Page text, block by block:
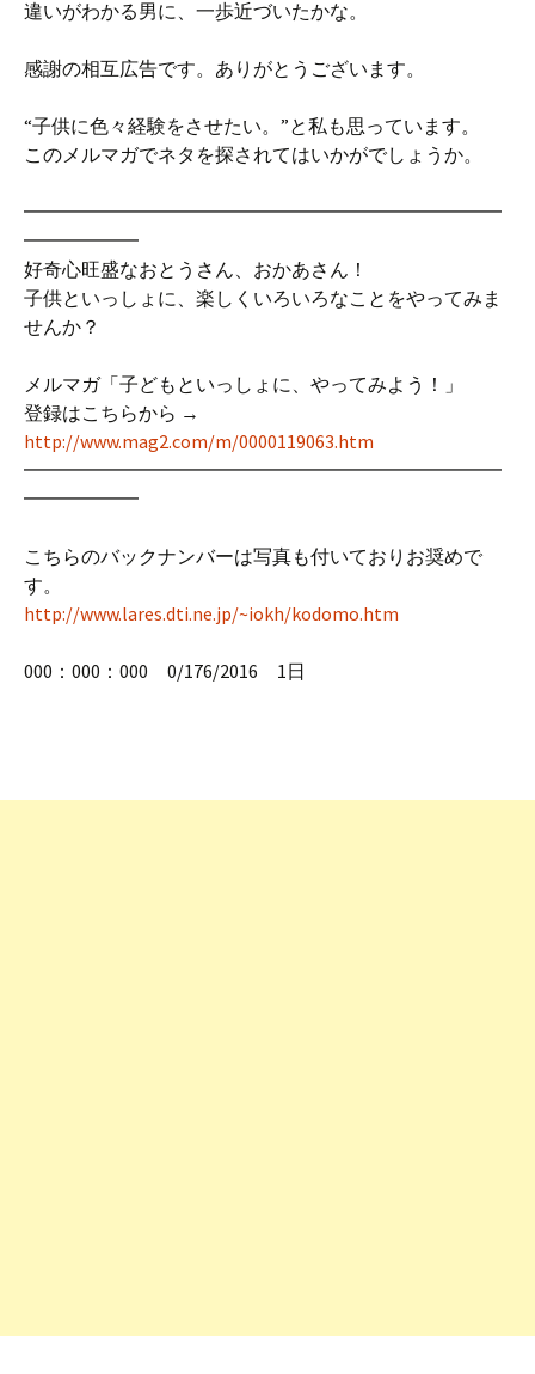
違いがわかる男に、一歩近づいたかな。
感謝の相互広告です。ありがとうございます。
“子供に色々経験をさせたい。”と私も思っています。
このメルマガでネタを探されてはいかがでしょうか。
━━━━━━━━━━━━━━━━━━━━━━━━━
━━━━━━
好奇心旺盛なおとうさん、おかあさん！
子供といっしょに、楽しくいろいろなことをやってみま
せんか？
メルマガ「子どもといっしょに、やってみよう！」
登録はこちらから →
http://www.mag2.com/m/0000119063.htm
━━━━━━━━━━━━━━━━━━━━━━━━━
━━━━━━
こちらのバックナンバーは写真も付いておりお奨めで
す。
http://www.lares.dti.ne.jp/~iokh/kodomo.htm
000：000：000 0/176/2016 1日